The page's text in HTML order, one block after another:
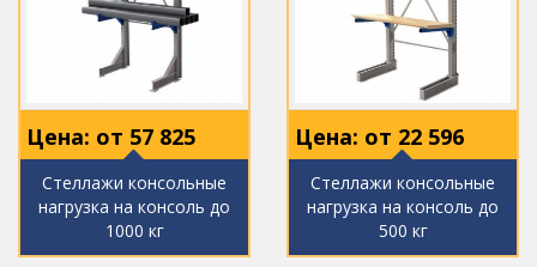
Цена: от 57 825
Стеллажи консольные
нагрузка на консоль до
1000 кг
Цена: от 22 596
Стеллажи консольные
нагрузка на консоль до
500 кг